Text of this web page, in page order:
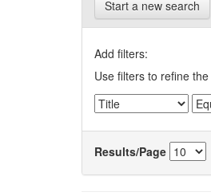
Start a new search
Add filters:
Use filters to refine
Results/Page